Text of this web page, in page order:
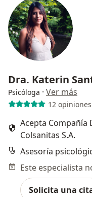
Dra. Katerin
Psicóloga · Ver más
12 opiniones
Acepta Compañía
Colsanitas S.A.
Asesoría
Solicita una